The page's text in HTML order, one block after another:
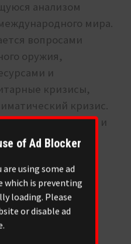
of Ad Blocker
using some ad
which is preventing
loading. Please
or disable ad
анализом
мира.
вопросами
оружия,
и
кризисы,
кризис.
американские и
в 1989 году и
юриста и
Он служил
президенте США
в 1940 году,